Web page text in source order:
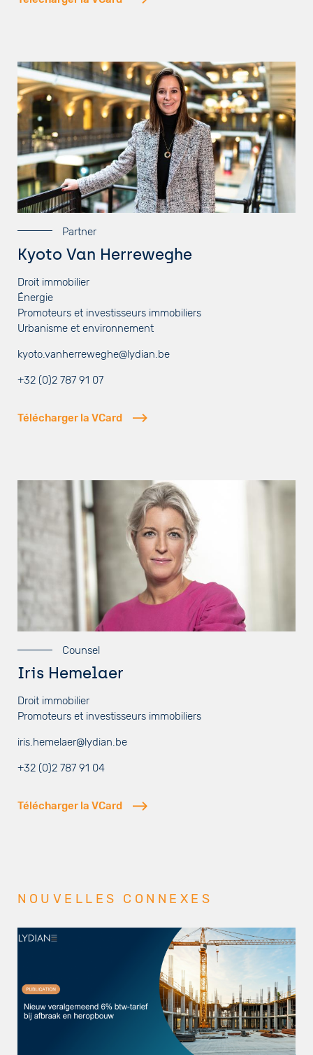
Partner
Kyoto Van Herreweghe
Droit immobilier
Énergie
Promoteurs et investisseurs immobiliers
Urbanisme et environnement
kyoto.vanherreweghe@lydian.be
+32 (0)2 787 91 07
Télécharger la VCard
Counsel
Iris Hemelaer
Droit immobilier
Promoteurs et investisseurs immobiliers
iris.hemelaer@lydian.be
+32 (0)2 787 91 04
Télécharger la VCard
NOUVELLES CONNEXES